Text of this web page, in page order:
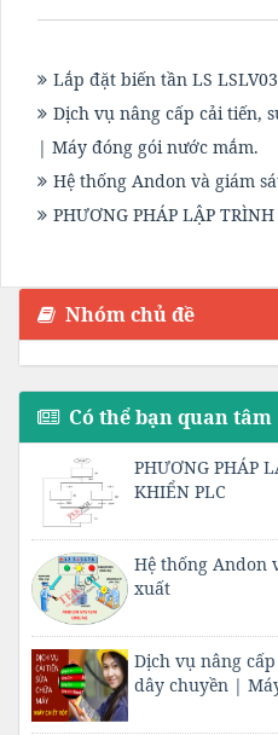
Lắp đặt biến tần LS
Dịch vụ nâng cấp cải tiến,
| Máy đóng gói nước mắm.
Hệ thống Andon và giám
PHƯƠNG PHÁP LẬP
Nhóm chủ đề
Có thể bạn quan tâm
PHƯƠNG PHÁP
KHIỂN PLC
Hệ thống Andon
xuất
Dịch vụ nâng
dây chuyền |